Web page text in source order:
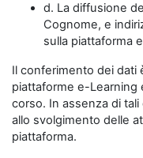
d. La diffusione
Cognome, e
sulla piattaforma
Il conferimento dei dati
piattaforme e-Learning
corso. In assenza di
allo svolgimento delle
piattaforma.